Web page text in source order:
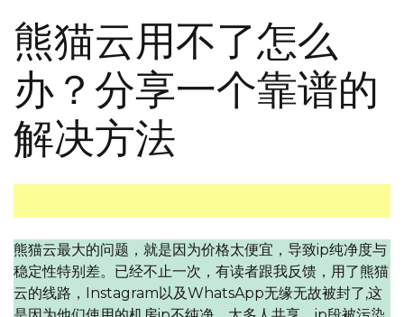
熊猫云用不了怎么
办？分享一个靠谱的
解决方法
熊猫云最大的问题，就是因为价格太便宜，导致ip纯净度与
稳定性特别差。已经不止一次，有读者跟我反馈，用了熊猫
云的线路，Instagram以及WhatsApp无缘无故被封了,这